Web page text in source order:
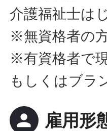
介護福祉士は
※無資格者の
※有資格者で
もしくはブラ
person 雇用形